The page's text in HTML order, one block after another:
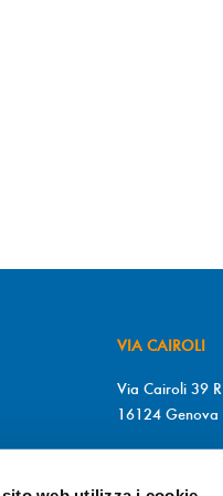
VIA CAIROLI
Via Cairoli 39 R
16124 Genova